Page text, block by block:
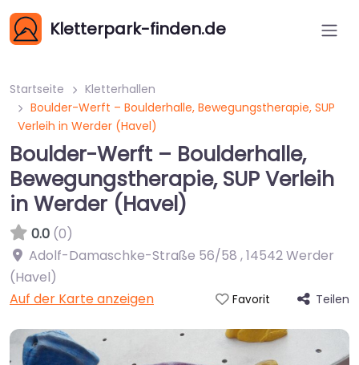
Kletterpark-finden.de
Startseite
Kletterhallen
Boulder-Werft – Boulderhalle, Bewegungstherapie, SUP
Verleih in Werder (Havel)
Boulder-Werft – Boulderhalle,
Bewegungstherapie, SUP Verleih
in Werder (Havel)
0.0 (0)
Adolf-Damaschke-Straße 56/58 ,14542Werder
(Havel)
Auf der Karte anzeigen
Favorit Teilen